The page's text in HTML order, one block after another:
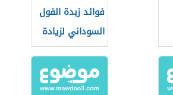
فوائد زبدة الفول
السوداني لزيادة
الوزن